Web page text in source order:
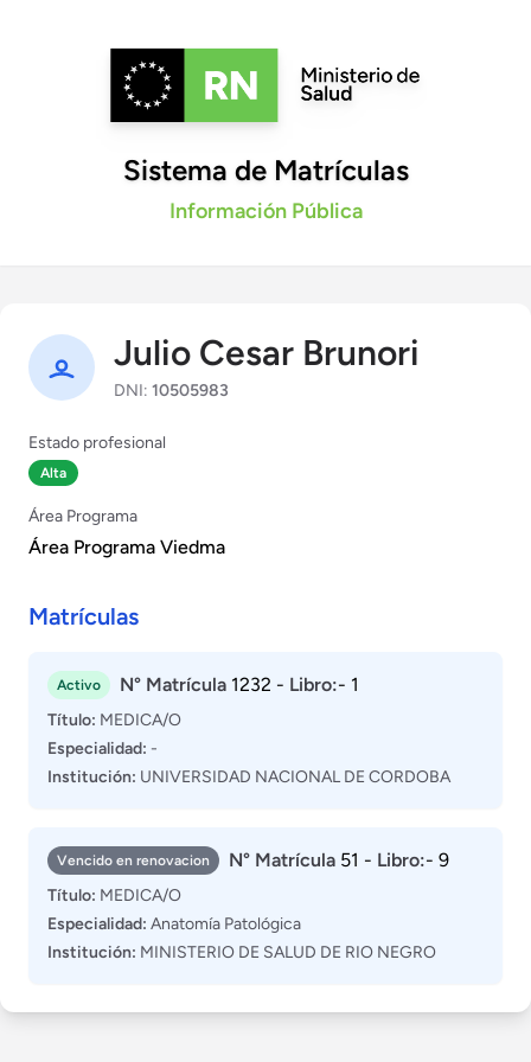
Sistema de Matrículas
Información Pública
Julio Cesar Brunori
DNI: 10505983
Estado profesional
Alta
Área Programa
Área Programa Viedma
Matrículas
Activo N° Matrícula 1232 - Libro:- 1
Título: MEDICA/O
Especialidad: -
Institución: UNIVERSIDAD NACIONAL DE CORDOBA
Vencido en renovacion N° Matrícula 51 - Libro:- 9
Título: MEDICA/O
Especialidad: Anatomía Patológica
Institución: MINISTERIO DE SALUD DE RIO NEGRO